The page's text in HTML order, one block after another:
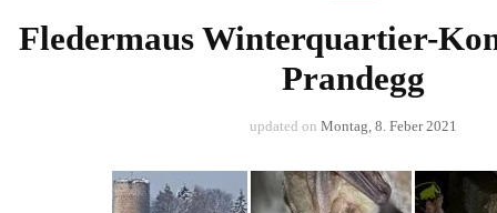
Fledermaus Winterquartier-
Prandegg
updated on Montag, 8. Feber 2021